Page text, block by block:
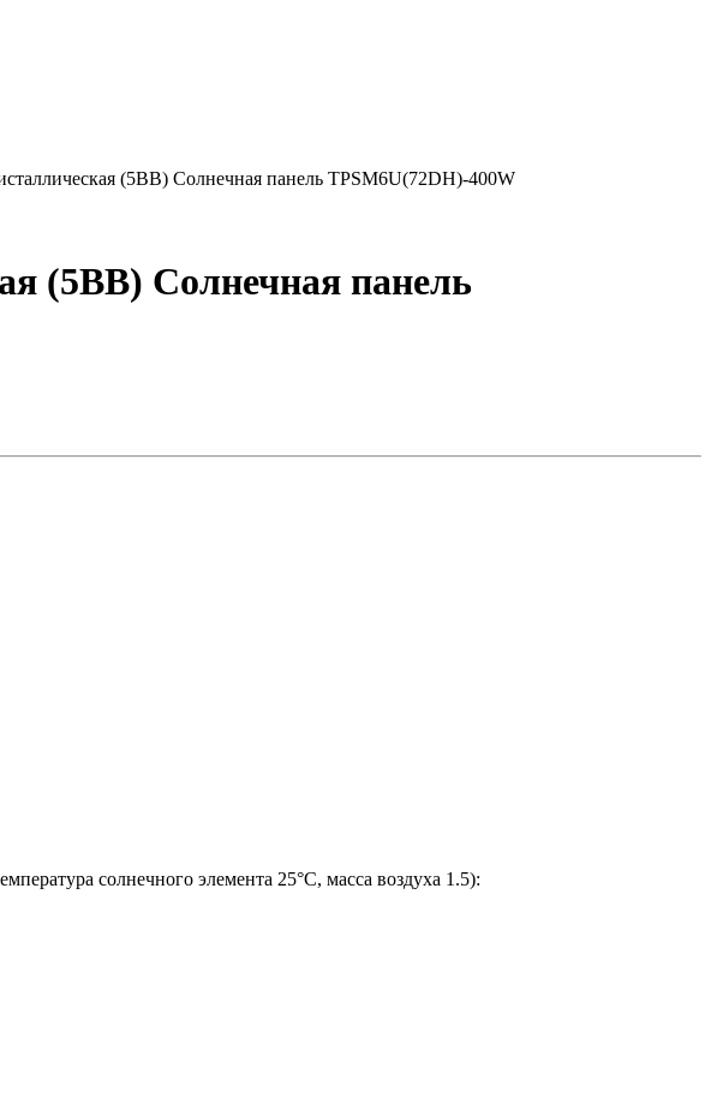
(5BB) Солнечная панель TPSM6U(72DH)-400W
(5BB) Солнечная панель
солнечного элемента 25°С, масса воздуха 1.5):